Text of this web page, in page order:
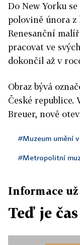
Do New Yorku
polovině února z
Renesanční
pracovat ve
dokončil až v
Obraz bývá
České republice.
Breuer, nově
#Muzeum umění
#Metropolitní
Informace
Teď je